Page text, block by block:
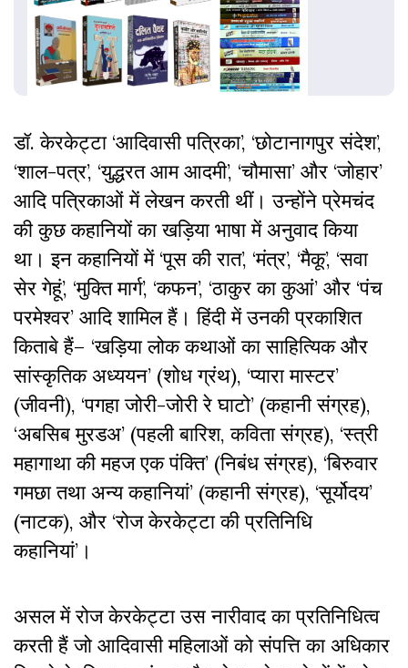
डॉ. केरकेट्टा ‘आदिवासी पत्रिका’, ‘छोटानागपुर संदेश’,
‘शाल-पत्र’, ‘युद्धरत आम आदमी’, ‘चौमासा’ और ‘जोहार’
आदि पत्रिकाओं में लेखन करती थीं। उन्होंने प्रेमचंद
की कुछ कहानियों का खड़िया भाषा में अनुवाद किया
था। इन कहानियों में ‘पूस की रात’, ‘मंत्र’, ‘मैकू’, ‘सवा
सेर गेहूं’, ‘मुक्ति मार्ग’, ‘कफन’, ‘ठाकुर का कुआं’ और ‘पंच
परमेश्वर’ आदि शामिल हैं। हिंदी में उनकी प्रकाशित
किताबे हैं– ‘खड़िया लोक कथाओं का साहित्यिक और
सांस्कृतिक अध्ययन’ (शोध ग्रंथ), ‘प्यारा मास्टर’
(जीवनी), ‘पगहा जोरी-जोरी रे घाटो’ (कहानी संग्रह),
‘अबसिब मुरडअ’ (पहली बारिश, कविता संग्रह), ‘स्त्री
महागाथा की महज एक पंक्ति’ (निबंध संग्रह), ‘बिरुवार
गमछा तथा अन्य कहानियां’ (कहानी संग्रह), ‘सूर्योदय’
(नाटक), और ‘रोज केरकेट्टा की प्रतिनिधि
कहानियां’।
असल में रोज केरकेट्टा उस नारीवाद का प्रतिनिधित्व
करती हैं जो आदिवासी महिलाओं को संपत्ति का अधिकार